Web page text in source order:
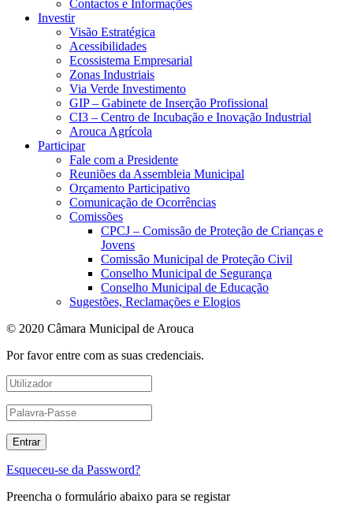
Contactos e Informações
Investir
Visão Estratégica
Acessibilidades
Ecossistema Empresarial
Zonas Industriais
Via Verde Investimento
GIP – Gabinete de Inserção Profissional
CI3 – Centro de Incubação e Inovação Industrial
Arouca Agrícola
Participar
Fale com a Presidente
Reuniões da Assembleia Municipal
Orçamento Participativo
Comunicação de Ocorrências
Comissões
CPCJ – Comissão de Proteção de Crianças e
Jovens
Comissão Municipal de Proteção Civil
Conselho Municipal de Segurança
Conselho Municipal de Educação
Sugestões, Reclamações e Elogios
© 2020 Câmara Municipal de Arouca
Por favor entre com as suas credenciais.
Esqueceu-se da Password?
Preencha o formulário abaixo para se registar